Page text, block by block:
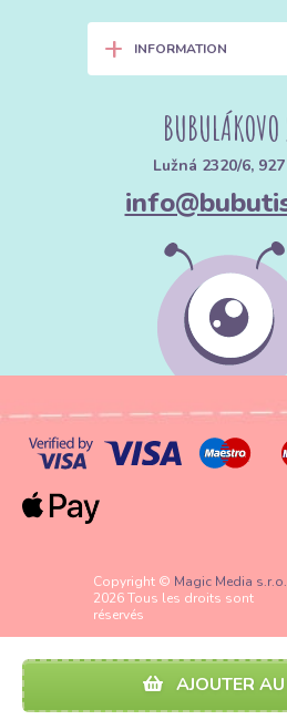
AJOUTER
+ INFORMATION
Lužná 2320/6,
Copyright © Magic Media s.r.o.
2026 Tous les droits sont
réservés